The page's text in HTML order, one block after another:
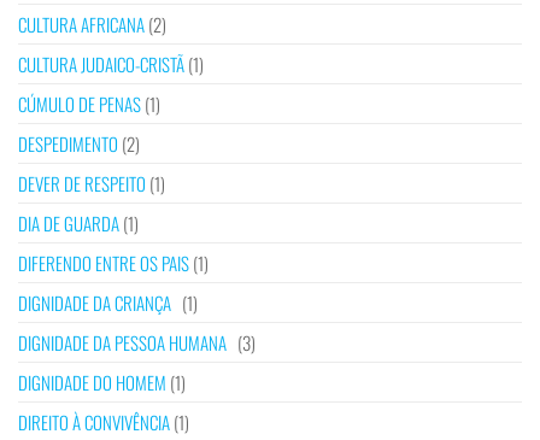
CULTURA AFRICANA(2)
CULTURA JUDAICO-CRISTÃ(1)
CÚMULO DE PENAS(1)
DESPEDIMENTO (2)
DEVER DE RESPEITO (1)
DIA DE GUARDA(1)
DIFERENDO ENTRE OS PAIS(1)
DIGNIDADE DA CRIANÇA (1)
DIGNIDADE DA PESSOA HUMANA (3)
DIGNIDADE DO HOMEM (1)
DIREITO À CONVIVÊNCIA(1)